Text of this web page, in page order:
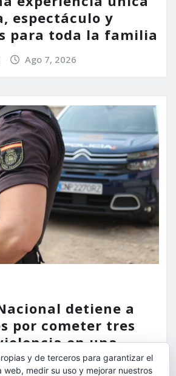
espectáculo y
para toda la familia
Ago 7, 2026
detiene a
por cometer tres
en una
y de terceros para garantizar el
web, medir su uso y mejorar nuestros